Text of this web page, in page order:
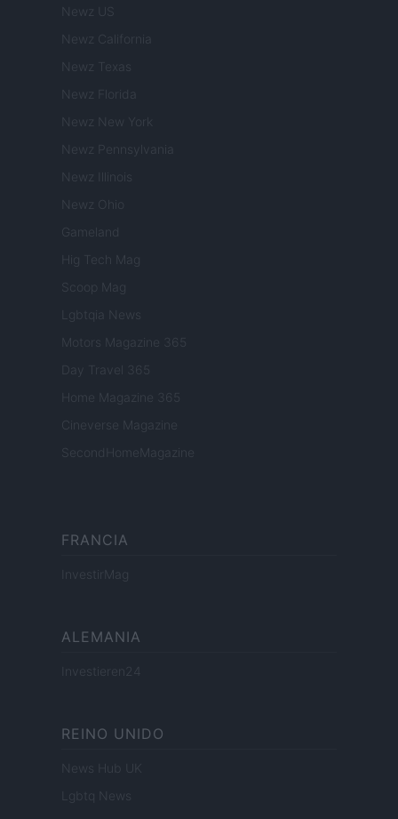
Newz US
Newz California
Newz Texas
Newz Florida
Newz New York
Newz Pennsylvania
Newz Illinois
Newz Ohio
Gameland
Hig Tech Mag
Scoop Mag
Lgbtqia News
Motors Magazine 365
Day Travel 365
Home Magazine 365
Cineverse Magazine
SecondHomeMagazine
FRANCIA
InvestirMag
ALEMANIA
Investieren24
REINO UNIDO
News Hub UK
Lgbtq News